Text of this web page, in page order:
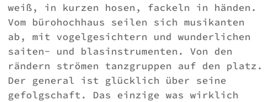
weiß, in kurzen hosen, fackeln in händen.
Vom bürohochhaus seilen sich musikanten
ab, mit vogelgesichtern und wunderlichen
saiten- und blasinstrumenten. Von den
rändern strömen tanzgruppen auf den platz.
Der general ist glücklich über seine
gefolgschaft. Das einzige was wirklich